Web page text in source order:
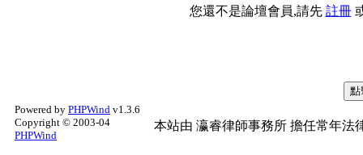
您還不是論壇會員,請先 註冊
Powered by PHPWind v1.3.6
Copyright © 2003-04
PHPWind
本站由 瀛睿律師事務所 擔任常年法